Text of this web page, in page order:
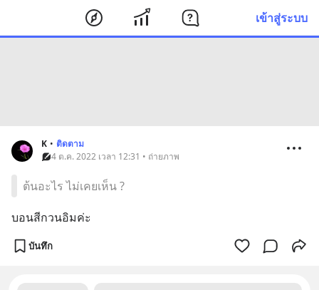
เข้าสู่ระบบ
K • ติดตาม
4 ต.ค. 2022 เวลา 12:31 • ถ่ายภาพ
ต้นอะไร ไม่เคยเห็น ?
บอนสีกวนอิมค่ะ
บันทึก